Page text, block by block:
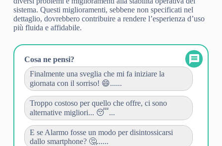
sistema. Questi miglioramenti, sebbene non specificati nel
dettaglio, dovrebbero contribuire a rendere l’esperienza d’uso
più fluida e affidabile.
Cosa ne pensi?
Finalmente una sveglia che mi fa iniziare la
giornata con il sorriso! 😄......
Troppo costoso per quello che offre, ci sono
alternative migliori... 😴...
E se Alarmo fosse un modo per disintossicarsi
dallo smartphone? 🤔......